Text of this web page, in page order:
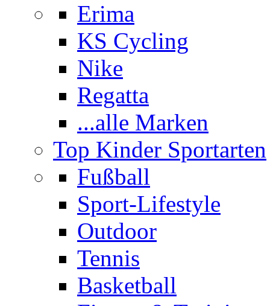
Erima
KS Cycling
Nike
Regatta
...alle Marken
Top Kinder Sportarten
Fußball
Sport-Lifestyle
Outdoor
Tennis
Basketball